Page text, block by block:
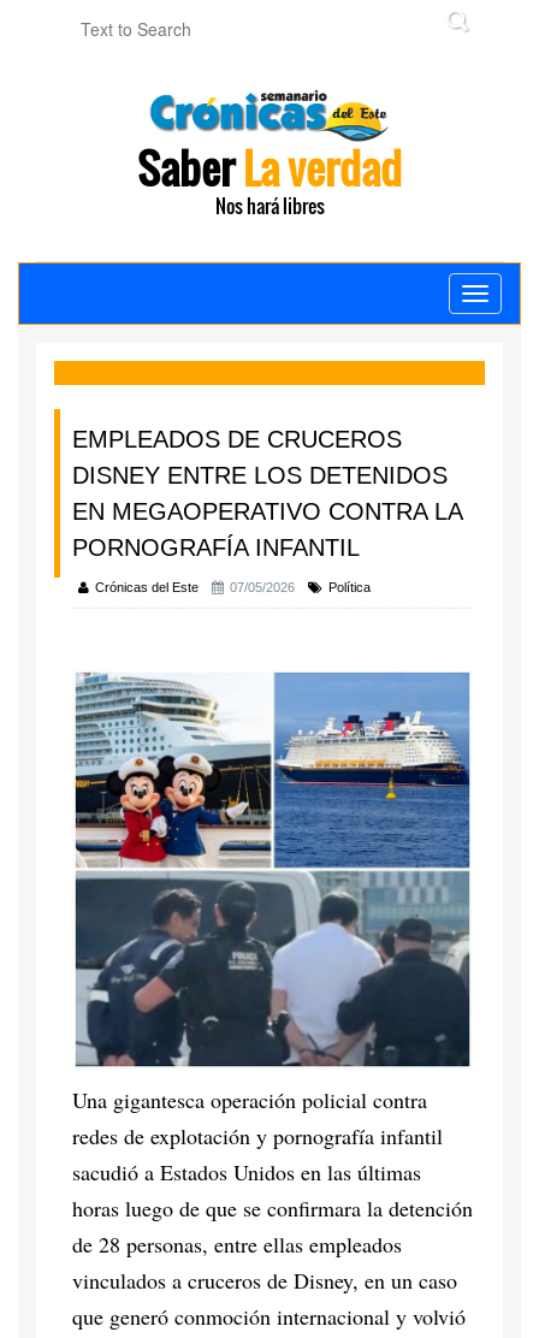
SaberLa verdad
Nos hará libres
Toggle
EMPLEADOS DE CRUCEROS
DISNEY ENTRE LOS DETENIDOS
EN MEGAOPERATIVO CONTRA LA
PORNOGRAFÍA INFANTIL
Crónicas del Este 07/05/2026 Política
Una gigantesca operación policial contra
redes de explotación y pornografía infantil
sacudió a Estados Unidos en las últimas
horas luego de que se confirmara la detención
de 28 personas, entre ellas empleados
vinculados a cruceros de Disney, en un caso
que generó conmoción internacional y volvió